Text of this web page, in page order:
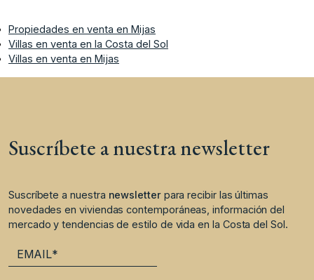
Propiedades en venta en Mijas
Villas en venta en la Costa del Sol
Villas en venta en Mijas
Suscríbete a nuestra newsletter
Suscríbete a nuestra newsletterpara recibir las últimas
novedades en viviendas contemporáneas, información del
mercado y tendencias de estilo de vida en la Costa del Sol.